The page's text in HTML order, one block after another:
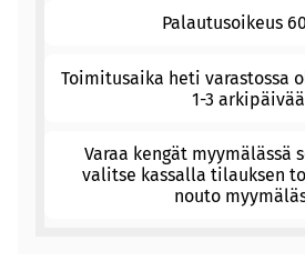
Palautusoikeus
Toimitusaika heti varastossa
1-3 arkipäivää
Varaa kengät myymälässä
valitse kassalla tilauksen
nouto